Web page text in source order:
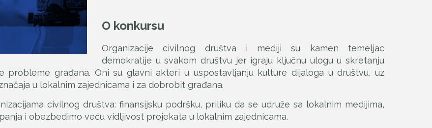
O konkursu
Organizacije civilnog društva i mediji su kamen temeljac
demokratije u svakom društvu jer igraju ključnu ulogu u skretanju
probleme građana. Oni su glavni akteri u uspostavljanju kulture dijaloga u društvu, uz
u lokalnim zajednicama i za dobrobit građana.
civilnog društva: finansijsku podršku, priliku da se udruže sa lokalnim medijima,
i obezbedimo veću vidljivost projekata u lokalnim zajednicama.